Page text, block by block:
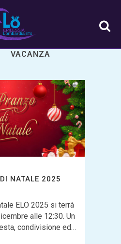
VACANZA
NATALE 2025
ELO 2025 si terrà
alle 12:30. Un
condivisione ed